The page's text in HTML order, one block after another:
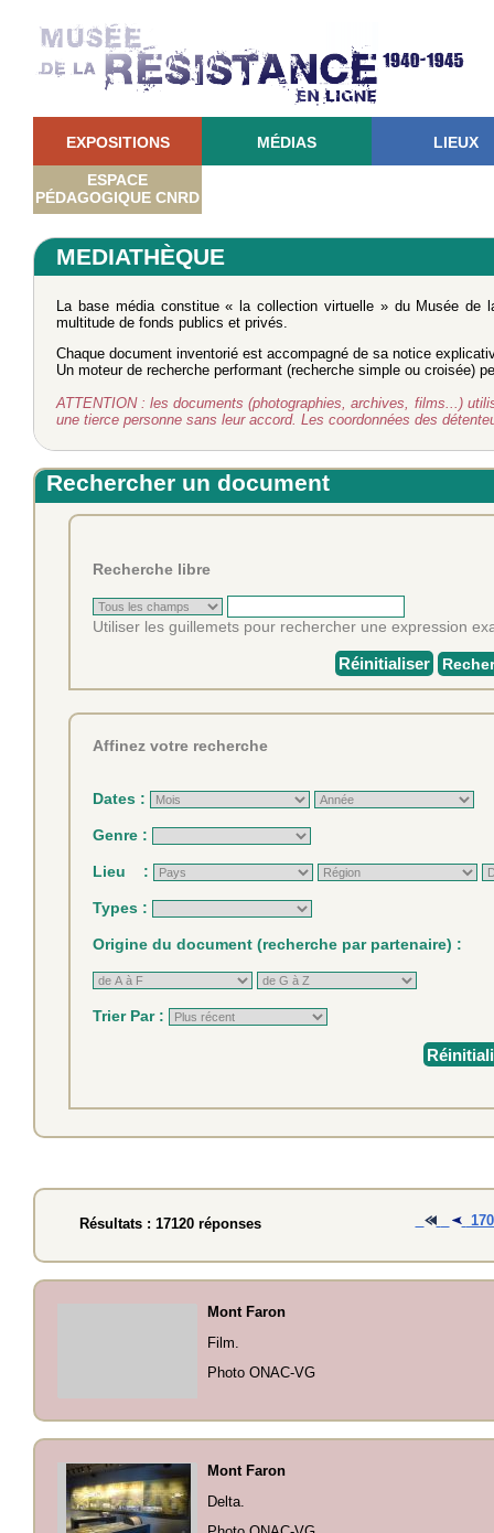
EXPOSITIONS MÉDIAS LIEUX
ESPACE
PÉDAGOGIQUE CNRD
MEDIATHÈQUE
La base média constitue « la collection virtuelle » du Musée
multitude de fonds publics et privés.
Chaque document inventorié est accompagné de sa notice
Un moteur de recherche performant (recherche simple ou croisée)
ATTENTION : les documents (photographies, archives, films...)
une tierce personne sans leur accord. Les coordonnées des
Rechercher un document
Recherche libre
Utiliser les guillemets pour rechercher une expression
Réinitialiser
Affinez votre recherche
Dates :
Genre :
Lieu :
Types :
Origine du document (recherche par partenaire) :
Trier Par :
Résultats : 17120 réponses
Mont Faron
Film.
Photo ONAC-VG
Mont Faron
Delta.